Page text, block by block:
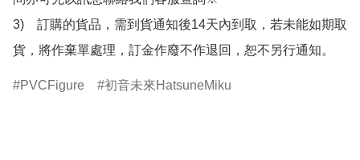
3)　訂購的貨品，需到貨通知後14天內到取，若未能如期取
貨，將作棄單處理，訂金作廢不作退回，恕不另行通知。
PVCFigure 初音未來HatsuneMiku